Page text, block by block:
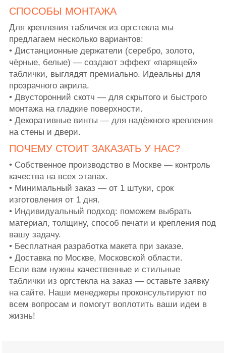
СПОСОБЫ МОНТАЖА
Для крепления табличек из оргстекла мы
предлагаем несколько вариантов:
• Дистанционные держатели (серебро, золото,
чёрные, белые) — создают эффект «парящей»
таблички, выглядят премиально. Идеальны для
прозрачного акрила.
• Двусторонний скотч — для скрытого и быстрого
монтажа на гладкие поверхности.
• Декоративные винты — для надёжного крепления
на стены и двери.
ПОЧЕМУ СТОИТ ЗАКАЗАТЬ У НАС?
• Собственное производство в Москве — контроль
качества на всех этапах.
• Минимальный заказ — от 1 штуки, срок
изготовления от 1 дня.
• Индивидуальный подход: поможем выбрать
материал, толщину, способ печати и крепления под
вашу задачу.
• Бесплатная разработка макета при заказе.
• Доставка по Москве, Московской области.
Если вам нужны качественные и стильные
таблички из оргстекла на заказ — оставьте заявку
на сайте. Наши менеджеры проконсультируют по
всем вопросам и помогут воплотить ваши идеи в
жизнь!